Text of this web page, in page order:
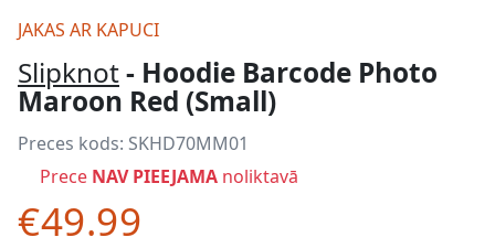
JAKAS AR KAPUCI
Slipknot- Hoodie Barcode Photo
Maroon Red (Small)
Preces kods: SKHD70MM01
Prece NAV PIEEJAMA noliktavā
€49.99